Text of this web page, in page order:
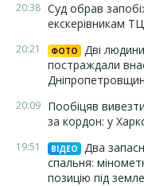
20:38 Суд обрав
екскерівникам
20:21 ФОТО
Дві
постраждали
20:09 Пообіцяв
за кордон: у
19:51 ВІДЕО
Два
спальня:
позицію під